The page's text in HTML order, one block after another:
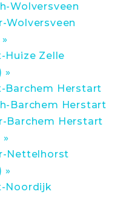
Wolversveen
Wolversveen
Huize Zelle
»
Barchem Herstart
Barchem Herstart
Barchem Herstart
»
Nettelhorst
»
Noordijk